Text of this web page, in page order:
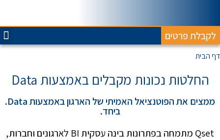
לקבלת פרטים
דף הבית
החלטות נכונות מקבלים באמצעות Data
ממצים את הפוטנציאל האמיתי של הארגון באמצעות Data.
ביחד.
Qset מתמחה בפתרונות בינה עסקית BI לארגונים וחברות,